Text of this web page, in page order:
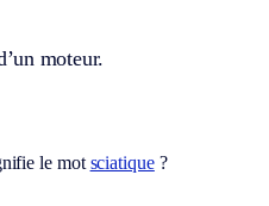
moteur.
le mot sciatique?